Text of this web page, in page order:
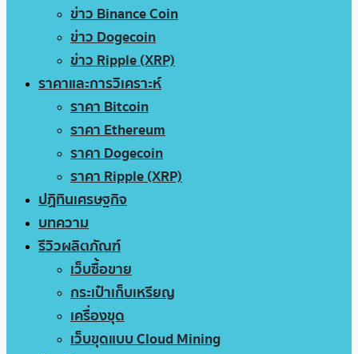
ข่าว Binance Coin
ข่าว Dogecoin
ข่าว Ripple (XRP)
ราคาและการวิเคราะห์
ราคา Bitcoin
ราคา Ethereum
ราคา Dogecoin
ราคา Ripple (XRP)
ปฏิทินเศรษฐกิจ
บทความ
รีวิวผลิตภัณฑ์
เว็บซื้อขาย
กระเป๋าเก็บเหรียญ
เครื่องขุด
เว็บขุดแบบ Cloud Mining